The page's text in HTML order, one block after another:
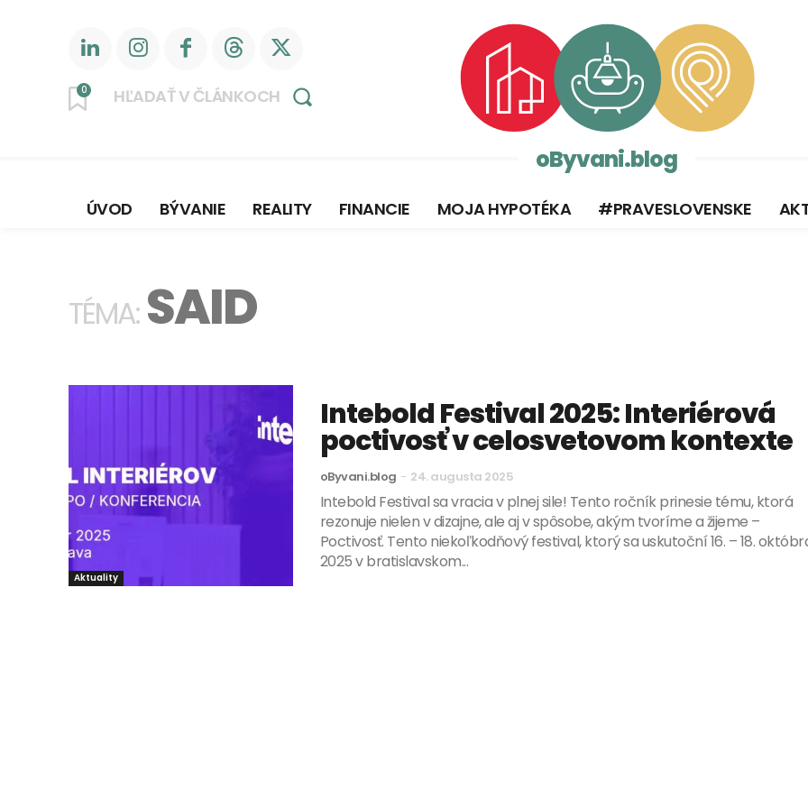
0 HĽADAŤ V ČLÁNKOCH
oByvani.blog
ÚVOD BÝVANIE REALITY FINANCIE MOJA HYPOTÉKA #PRAVESLOVENSKE
TÉMA: SAID
Aktuality
Intebold Festival 2025: Interiérová
poctivosť v celosvetovom kontexte
oByvani.blog - 24. augusta 2025
Intebold Festival sa vracia v plnej sile! Tento ročník prinesie tému, ktorá
rezonuje nielen v dizajne, ale aj v spôsobe, akým tvoríme a žijeme –
Poctivosť. Tento niekoľkodňový festival, ktorý sa uskutoční 16. – 18.
2025 v bratislavskom...